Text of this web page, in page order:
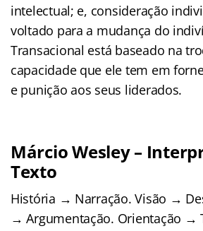
intelectual; e, consideração
voltado para a mudança do
Transacional está baseado na
capacidade que ele tem em
e punição aos seus liderados.
Márcio Wesley –
Texto
História → Narração. Visão →
→ Argumentação. Orientação →